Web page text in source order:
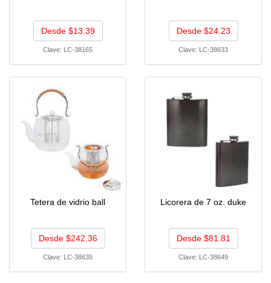
Desde $13.39
Clave: LC-38165
Desde $24.23
Clave: LC-38633
Tetera de vidrio ball
Desde $242.36
Clave: LC-38635
Licorera de 7 oz. duke
Desde $81.81
Clave: LC-38649